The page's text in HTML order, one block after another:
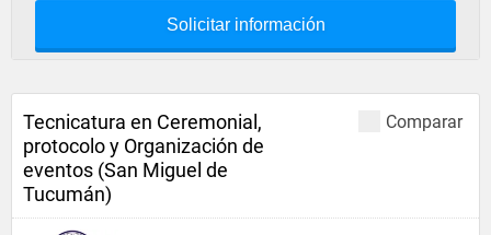
Solicitar información
Comparar
Tecnicatura en Ceremonial,
protocolo y Organización de
eventos (San Miguel de
Tucumán)